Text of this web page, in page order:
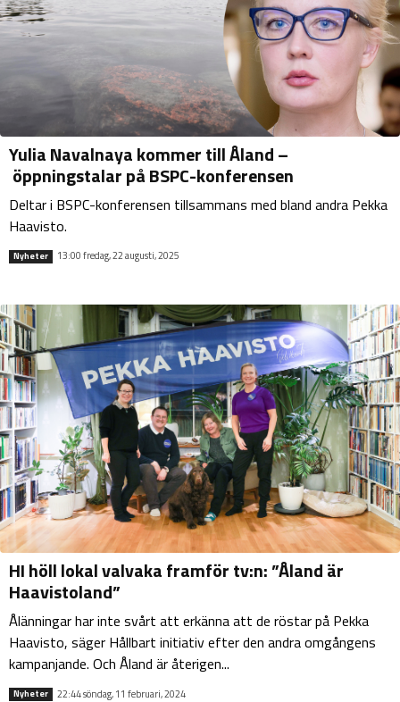
Yulia Navalnaya kommer till Åland –
öppningstalar på BSPC-konferensen
Deltar i BSPC-konferensen tillsammans med bland andra Pekka
Haavisto.
Nyheter 13:00 fredag, 22 augusti, 2025
HI höll lokal valvaka framför tv:n: ”Åland är
Haavistoland”
Ålänningar har inte svårt att erkänna att de röstar på Pekka
Haavisto, säger Hållbart initiativ efter den andra omgångens
kampanjande. Och Åland är återigen...
Nyheter 22:44 söndag, 11 februari, 2024